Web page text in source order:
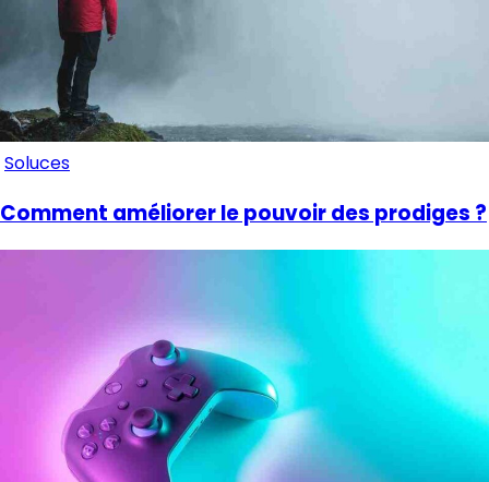
Soluces
Comment améliorer le pouvoir des prodiges ?